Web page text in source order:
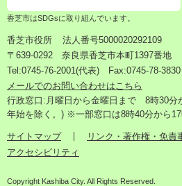
香芝市はSDGsに取り組んでいます。
香芝市役所
法人番号5000020292109
〒639-0292 奈良県香芝市本町1397番地
Tel:0745-76-2001(代表) Fax:0745-78-3830
メールでのお問い合わせはこちら
行政窓口:月曜日から金曜日まで 8時30分
年始を除く。) ※一部窓口は8時40分から
サイトマップ リンク・著作権・免責
アクセシビリティ
Copyright Kashiba City. All Rights Reserved.